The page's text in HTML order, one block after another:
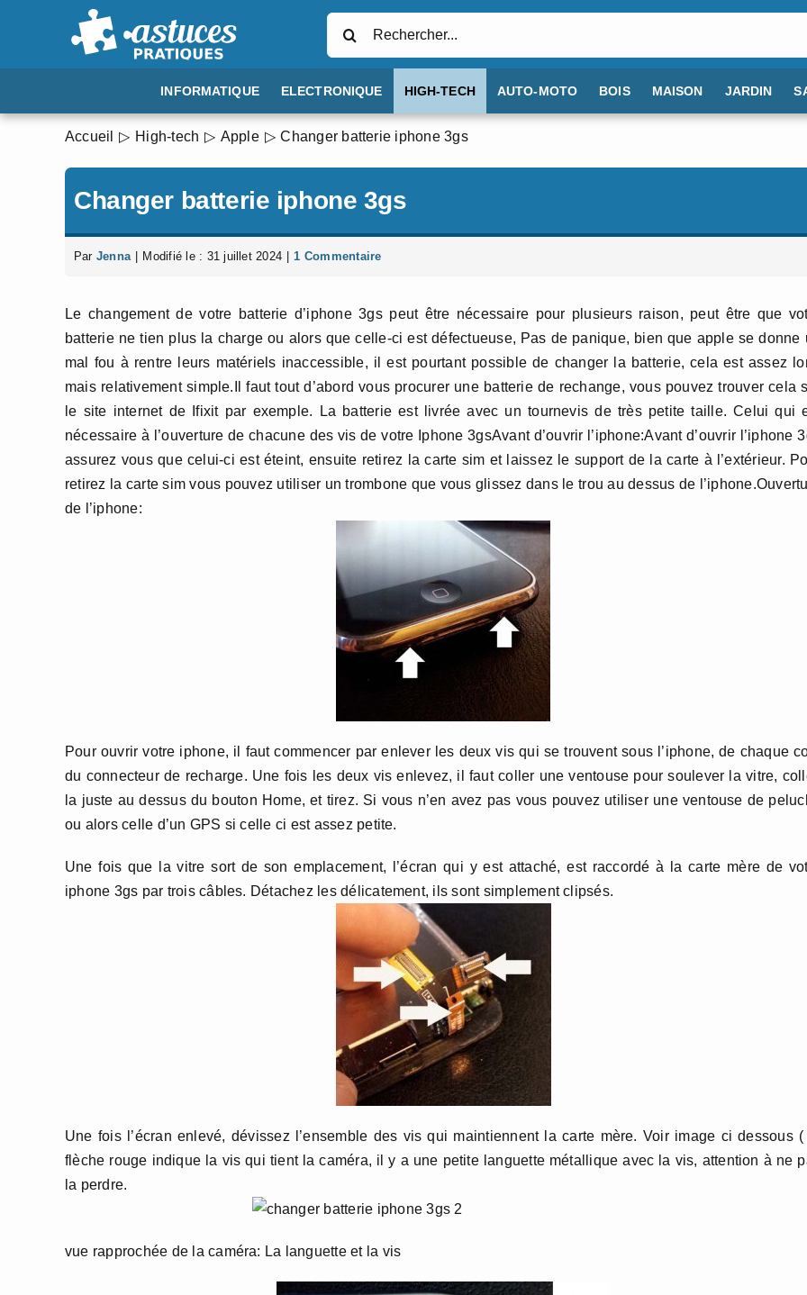
INFORMATIQUE ELECTRONIQUE HIGH-TECH AUTO-MOTO BOIS MAISON JARDIN
Accueil High-tech Apple Changer batterie iphone 3gs
Changer batterie iphone 3gs
Par Jenna Modifié le : 31 juillet 2024 1 Commentaire
Le changement de votre batterie d’iphone 3gs peut être nécessaire pour plusieurs raison, peut être que
batterie ne tien plus la charge ou alors que celle-ci est défectueuse, Pas de panique, bien que apple se donne
mal fou à rentre leurs matériels inaccessible, il est pourtant possible de changer la batterie, cela est assez
mais relativement simple.Il faut tout d’abord vous procurer une batterie de rechange, vous pouvez trouver cela
le site internet de Ifixit par exemple. La batterie est livrée avec un tournevis de très petite taille. Celui qui
nécessaire à l’ouverture de chacune des vis de votre Iphone 3gsAvant d’ouvrir l’iphone:Avant d’ouvrir l’iphone
assurez vous que celui-ci est éteint, ensuite retirez la carte sim et laissez le support de la carte à l’extérieur.
retirez la carte sim vous pouvez utiliser un trombone que vous glissez dans le trou au dessus de
de l’iphone:
Pour ouvrir votre iphone, il faut commencer par enlever les deux vis qui se trouvent sous l’iphone, de chaque
du connecteur de recharge. Une fois les deux vis enlevez, il faut coller une ventouse pour soulever la vitre,
la juste au dessus du bouton Home, et tirez. Si vous n’en avez pas vous pouvez utiliser une ventouse de
ou alors celle d’un GPS si celle ci est assez petite.
Une fois que la vitre sort de son emplacement, l’écran qui y est attaché, est raccordé à la carte mère de
iphone 3gs par trois câbles. Détachez les délicatement, ils sont simplement clipsés.
Une fois l’écran enlevé, dévissez l’ensemble des vis qui maintiennent la carte mère. Voir image ci dessous (
flèche rouge indique la vis qui tient la caméra, il y a une petite languette métallique avec la vis, attention à ne
la perdre.
vue rapprochée de la caméra: La languette et la vis